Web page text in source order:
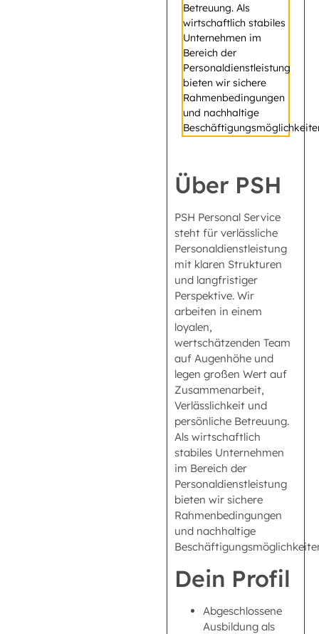
Betreuung. Als
wirtschaftlich stabiles
Unternehmen im
Bereich der
Personaldienstleistung
bieten wir sichere
Rahmenbedingungen
und nachhaltige
Über PSH
PSH Personal Service
steht für verlässliche
Personaldienstleistung
mit klaren Strukturen
und langfristiger
Perspektive. Wir
arbeiten in einem
loyalen,
wertschätzenden Team
auf Augenhöhe und
legen großen Wert auf
Zusammenarbeit,
Verlässlichkeit und
persönliche Betreuung.
Als wirtschaftlich
stabiles Unternehmen
im Bereich der
Personaldienstleistung
bieten wir sichere
Rahmenbedingungen
und nachhaltige
Dein Profil
Abgeschlossene
Ausbildung als